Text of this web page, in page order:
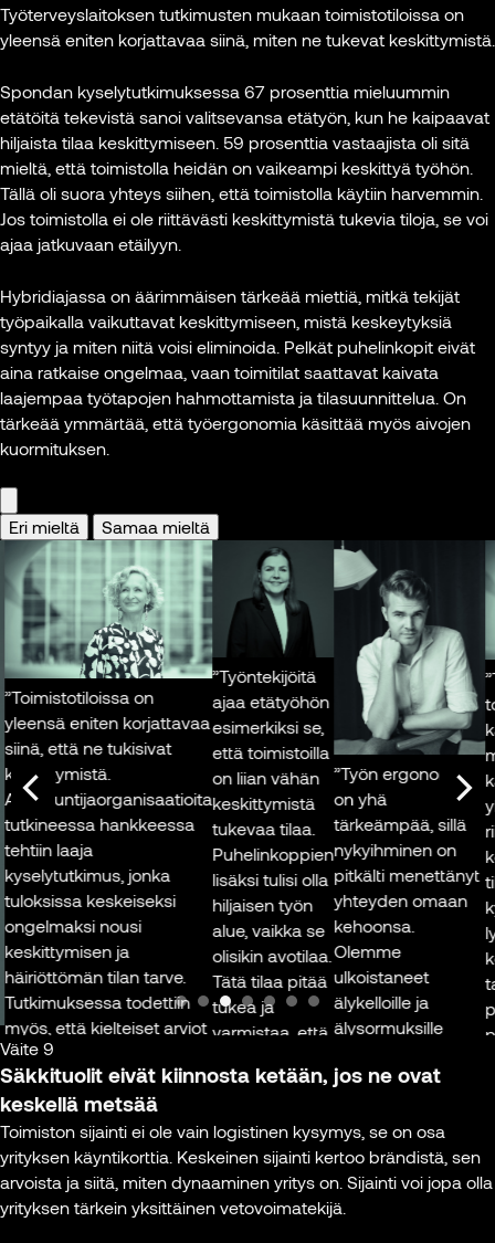
Toimisto on myös
rekrytointivaltti.
Monilla nousee
rekrytointivaiheen
alkumetreillä jo
mieleen kysymys,
missä firma
sijaitsee ja miten
sillä on iso
vaikutus
kasvuun, kun
saadaan parhaat
osaajat.”
Iina Vapaavuori
Kuva: Sponda
Toimitilalla on
parhaimmillaan
tuottaa enemmän
kuin pelkkiä
työsuoritteita: se
tukee työntekoa,
kohtaamisia ja
yhteistä kulttuuria.
Aivan kuten
keskeinen osa
tehdasta,
toimitilan tulisi olla
yhtä tärkeä osa
asiantuntijatyötä
tekevää
Marcus Reijonen
HR-johtaja,
Sponda
Kuva: Sponda
istumapaikkaa,
se on viesti, älä
kustannus etkä
voimavara.
Ei muuten ole
sattumaa, että
parhaat
kilpailuetua
nimenomaan
viihtyvyyden
avulla.”
Henrik
Kuva: Mikko
Stig, Lehtikuva
Työterveyslaitoksen tutkimusten mukaan toimistotiloissa on
yleensä eniten korjattavaa siinä, miten ne tukevat keskittymistä.
Spondan kyselytutkimuksessa 67 prosenttia mieluummin
etätöitä tekevistä sanoi valitsevansa etätyön, kun he kaipaavat
hiljaista tilaa keskittymiseen. 59 prosenttia vastaajista oli sitä
mieltä, että toimistolla heidän on vaikeampi keskittyä työhön.
Tällä oli suora yhteys siihen, että toimistolla käytiin harvemmin.
Jos toimistolla ei ole riittävästi keskittymistä tukevia tiloja, se voi
ajaa jatkuvaan etäilyyn.
Hybridiajassa on äärimmäisen tärkeää miettiä, mitkä tekijät
työpaikalla vaikuttavat keskittymiseen, mistä keskeytyksiä
syntyy ja miten niitä voisi eliminoida. Pelkät puhelinkopit eivät
aina ratkaise ongelmaa, vaan toimitilat saattavat kaivata
laajempaa työtapojen hahmottamista ja tilasuunnittelua. On
tärkeää ymmärtää, että työergonomia käsittää myös aivojen
kuormituksen.
Eri mieltä Samaa mieltä
on
eniten korjattavaa
että ne tukisivat
hankkeessa
laaja
jonka
keskeiseksi
nousi
ja
tilan tarve.
todettiin
että kielteiset arviot
olivat
suurempaan
Eli
kokemus
ajoi ihmisiä
etätöihin.
”Työntekijöitä
ajaa etätyöhön
esimerkiksi se,
että toimistoilla
on liian vähän
keskittymistä
tukevaa tilaa.
Puhelinkoppien
lisäksi tulisi olla
hiljaisen työn
alue, vaikka se
olisikin avotilaa.
Tätä tilaa pitää
tukea ja
varmistaa, että
hiljaisena.
tarvitaan myös
eri kokoisia
tiloja ja niissä
on hyvä olla
”Työn ergonomia
on yhä
tärkeämpää, sillä
nykyihminen on
pitkälti menettänyt
yhteyden omaan
kehoonsa.
Olemme
ulkoistaneet
älykelloille ja
älysormuksille
hyvinvoinnistamme
muistuttavat meitä
liikkumisesta ja
nukkumisesta ja
palkitsevat sitten
Väite 9
Säkkituolit eivät kiinnosta ketään, jos ne ovat
keskellä metsää
Toimiston sijainti ei ole vain logistinen kysymys, se on osa
yrityksen käyntikorttia. Keskeinen sijainti kertoo brändistä, sen
arvoista ja siitä, miten dynaaminen yritys on. Sijainti voi jopa olla
yrityksen tärkein yksittäinen vetovoimatekijä.